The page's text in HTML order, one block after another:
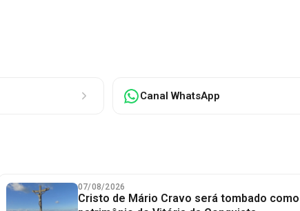
Canal WhatsApp
07/08/2026
Cristo de Mário Cravo será tombado como